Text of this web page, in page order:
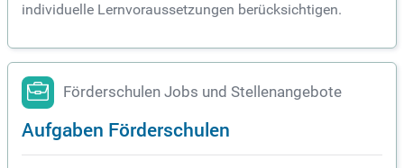
individuelle Lernvoraussetzungen berücksichtigen.
Förderschulen Jobs und Stellenangebote
Aufgaben Förderschulen